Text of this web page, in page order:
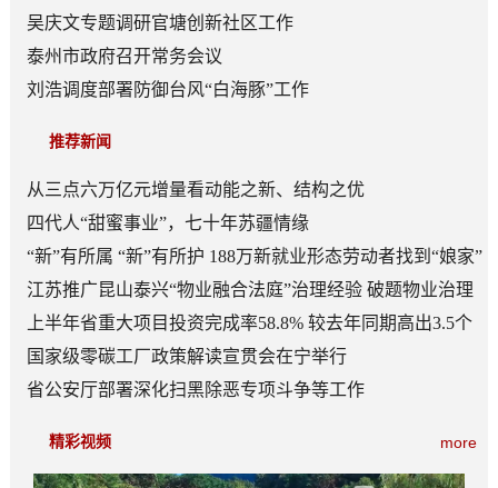
吴庆文专题调研官塘创新社区工作
泰州市政府召开常务会议
刘浩调度部署防御台风“白海豚”工作
推荐新闻
从三点六万亿元增量看动能之新、结构之优
四代人“甜蜜事业”，七十年苏疆情缘
“新”有所属 “新”有所护 188万新就业形态劳动者找到“娘家”
江苏推广昆山泰兴“物业融合法庭”治理经验 破题物业治理
“老大难”
上半年省重大项目投资完成率58.8% 较去年同期高出3.5个
百分点
国家级零碳工厂政策解读宣贯会在宁举行
省公安厅部署深化扫黑除恶专项斗争等工作
more
精彩视频